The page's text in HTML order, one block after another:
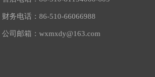
财务电话： 86-510-66066988
公司邮箱： wxmxdy@163.com